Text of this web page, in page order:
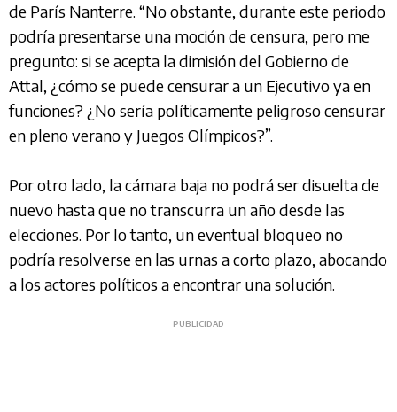
de París Nanterre. “No obstante, durante este periodo
podría presentarse una moción de censura, pero me
pregunto: si se acepta la dimisión del Gobierno de
Attal, ¿cómo se puede censurar a un Ejecutivo ya en
funciones? ¿No sería políticamente peligroso censurar
en pleno verano y Juegos Olímpicos?”.
Por otro lado, la cámara baja no podrá ser disuelta de
nuevo hasta que no transcurra un año desde las
elecciones. Por lo tanto, un eventual bloqueo no
podría resolverse en las urnas a corto plazo, abocando
a los actores políticos a encontrar una solución.